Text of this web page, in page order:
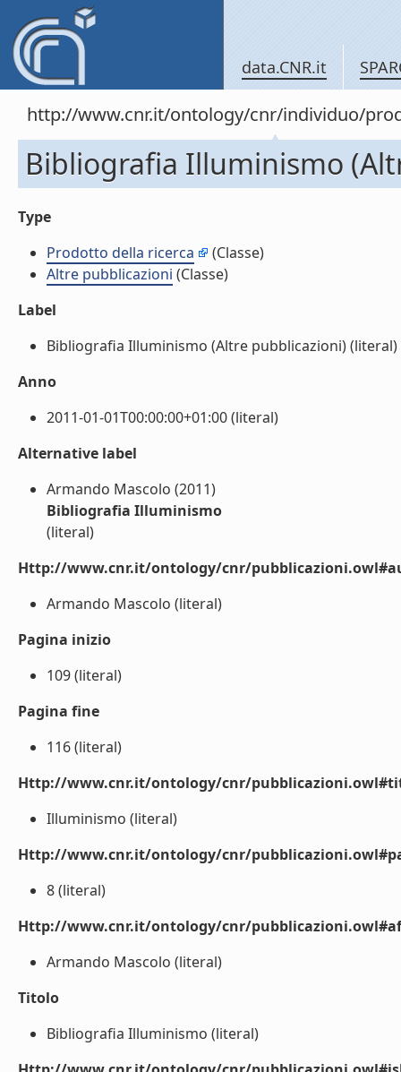
data.CNR.it
http://www.cnr.it/ontology/cnr/individuo/
Bibliografia Illuminismo
Type
Prodotto della ricerca
(Classe)
Altre pubblicazioni (Classe)
Label
Bibliografia Illuminismo (Altre pubblicazioni) (literal)
Anno
2011-01-01T00:00:00+01:00 (literal)
Alternative label
Armando Mascolo (2011)
Bibliografia Illuminismo
(literal)
Http://www.cnr.it/ontology/cnr/
Armando Mascolo (literal)
Pagina inizio
109 (literal)
Pagina fine
116 (literal)
Http://www.cnr.it/ontology/cnr/
Illuminismo (literal)
Http://www.cnr.it/ontology/cnr/
8 (literal)
Http://www.cnr.it/ontology/cnr/
Armando Mascolo (literal)
Titolo
Bibliografia Illuminismo (literal)